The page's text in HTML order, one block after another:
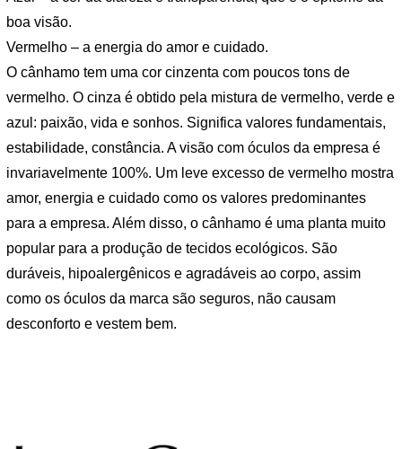
boa visão.
Vermelho – a energia do amor e cuidado.
O cânhamo tem uma cor cinzenta com poucos tons de
vermelho. O cinza é obtido pela mistura de vermelho, verde e
azul: paixão, vida e sonhos. Significa valores fundamentais,
estabilidade, constância. A visão com óculos da empresa é
invariavelmente 100%. Um leve excesso de vermelho mostra
amor, energia e cuidado como os valores predominantes
para a empresa. Além disso, o cânhamo é uma planta muito
popular para a produção de tecidos ecológicos. São
duráveis, hipoalergênicos e agradáveis ​​ao corpo, assim
como os óculos da marca são seguros, não causam
desconforto e vestem bem.